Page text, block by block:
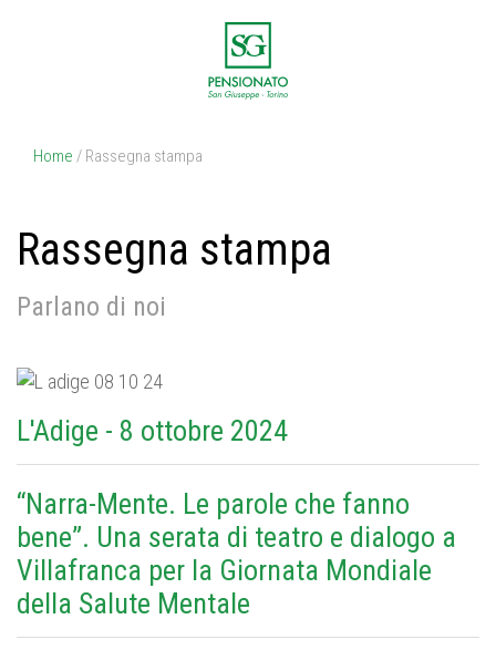
Home / Rassegna stampa
Rassegna stampa
Parlano di noi
L'Adige - 8 ottobre 2024
“Narra-Mente. Le parole che fanno
bene”. Una serata di teatro e dialogo a
Villafranca per la Giornata Mondiale
della Salute Mentale